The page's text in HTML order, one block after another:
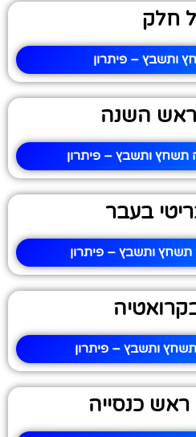
חלק
ותשבץ – פיתרון
ראש השנה
ותשבץ – פיתרון
בעבר
תשחץ ותשבץ – פיתרון
ותשבץ – פיתרון
כנסייה